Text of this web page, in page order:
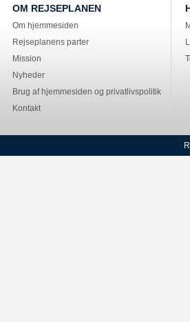
OM REJSEPLANEN
Om hjemmesiden
Rejseplanens parter
Mission
Nyheder
Brug af hjemmesiden og privatlivspolitik
Kontakt